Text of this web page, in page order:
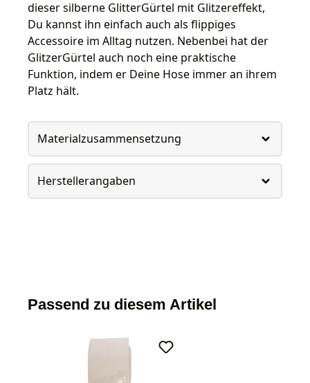
dieser silberne GlitterGürtel mit Glitzereffekt,
Du kannst ihn einfach auch als flippiges
Accessoire im Alltag nutzen. Nebenbei hat der
GlitzerGürtel auch noch eine praktische
Funktion, indem er Deine Hose immer an ihrem
Platz hält.
Materialzusammensetzung
Herstellerangaben
Passend zu diesem Artikel